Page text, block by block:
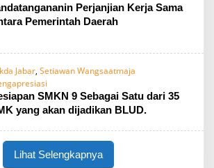
Perjanjian Kerja Sama
Pemerintah Daerah
Jabar, Setiawan Wangsaatmaja
SMKN 9 Sebagai Satu dari 35
yang akan dijadikan BLUD.
Lihat Selengkapnya